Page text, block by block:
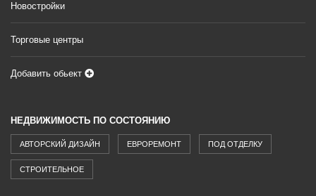
Новостройки
Торговые центры
Добавить обьект
НЕДВИЖИМОСТЬ ПО СОСТОЯНИЮ
АВТОРСКИЙ ДИЗАЙН ЕВРОРЕМОНТ ПОД ОТДЕЛКУ
СТРОИТЕЛЬНОЕ